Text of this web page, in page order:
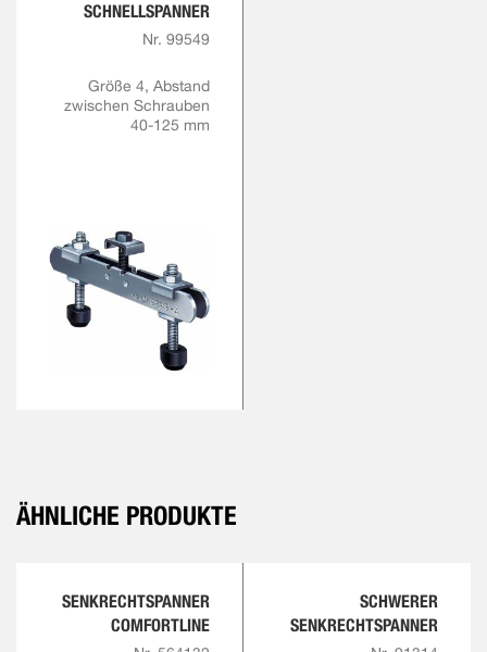
SCHNELLSPANNER
Nr. 99549
Größe 4, Abstand
zwischen Schrauben
40-125 mm
ÄHNLICHE PRODUKTE
SENKRECHTSPANNER
COMFORTLINE
SCHWERER
SENKRECHTSPANNER